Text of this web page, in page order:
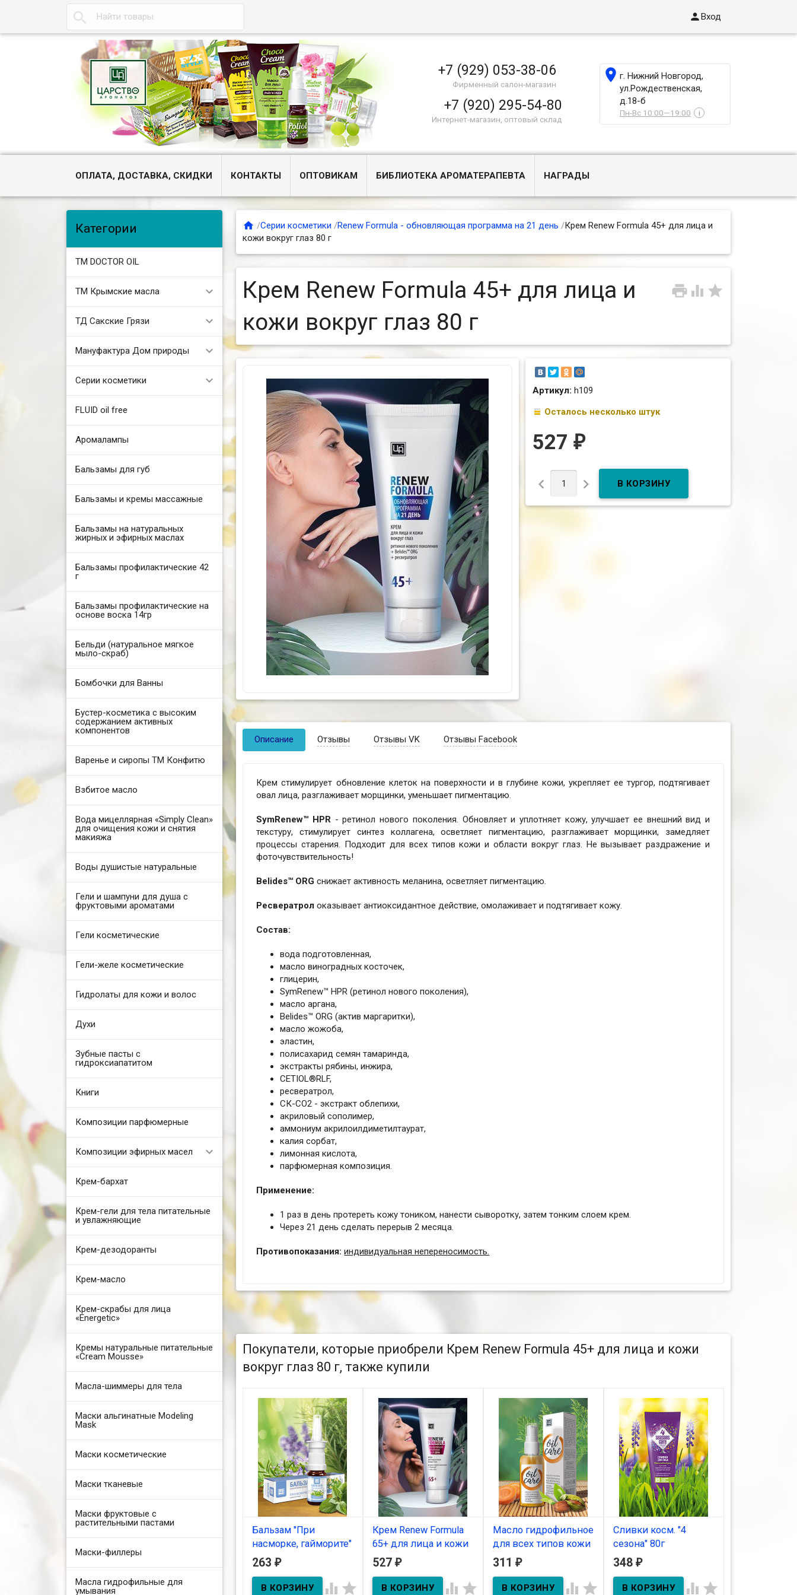
 Вход
+7 (929) 053-38-06
Фирменный салон-магазин
+7 (920) 295-54-80
Интернет-магазин, оптовый склад
г. Нижний Новгород,
ул.Рождественская,
д.18-б
Пн-Вс 10:00—19:00 i
ОПЛАТА, ДОСТАВКА, СКИДКИ КОНТАКТЫ ОПТОВИКАМ БИБЛИОТЕКА АРОМАТЕРАПЕВТА НАГРАДЫ
Категории
ТМ DOCTOR OIL
ТМ Крымские масла
ТД Сакские Грязи
Мануфактура Дом природы
Серии косметики
FLUID oil free
Аромалампы
Бальзамы для губ
Бальзамы и кремы массажные
Бальзамы на натуральных
жирных и эфирных маслах
Бальзамы профилактические 42
г
Бальзамы профилактические на
основе воска 14гр
Бельди (натуральное мягкое
мыло-скраб)
Бомбочки для Ванны
Бустер-косметика с высоким
содержанием активных
компонентов
Варенье и сиропы ТМ Конфитю
Взбитое масло
Вода мицеллярная «Simply Clean»
для очищения кожи и снятия
макияжа
Воды душистые натуральные
Гели и шампуни для душа с
фруктовыми ароматами
Гели косметические
Гели-желе косметические
Гидролаты для кожи и волос
Духи
Зубные пасты с
гидроксиапатитом
Книги
Композиции парфюмерные
Композиции эфирных масел
Крем-бархат
Крем-гели для тела питательные
и увлажняющие
Крем-дезодоранты
Крем-масло
Крем-скрабы для лица
«Energetic»
Кремы натуральные питательные
«Cream Mousse»
Масла-шиммеры для тела
Маски альгинатные Modeling
Mask
Маски косметические
Маски тканевые
Маски фруктовые с
растительными пастами
Маски-филлеры
Масла гидрофильные для
умывания
 /Серии косметики /Renew Formula - обновляющая программа на 21 день /Крем Renew Formula 45+ для лица и
кожи вокруг глаз 80 г
  
Крем Renew Formula 45+ для лица и
кожи вокруг глаз 80 г
Артикул:h109
Осталось несколько штук
527₽
 
Описание Отзывы Отзывы VK Отзывы Facebook
Крем стимулирует обновление клеток на поверхности и в глубине кожи, укрепляет ее тургор, подтягивает
овал лица, разглаживает морщинки, уменьшает пигментацию.
SymRenew™ HPR - ретинол нового поколения. Обновляет и уплотняет кожу, улучшает ее внешний вид и
текстуру, стимулирует синтез коллагена, осветляет пигментацию, разглаживает морщинки, замедляет
процессы старения. Подходит для всех типов кожи и области вокруг глаз. Не вызывает раздражение и
фоточувствительность!
Belides™ ORG снижает активность меланина, осветляет пигментацию.
Ресвератрол оказывает антиоксидантное действие, омолаживает и подтягивает кожу.
Состав:
вода подготовленная,
масло виноградных косточек,
глицерин,
SymRenew™ HPR (ретинол нового поколения),
масло аргана,
Belides™ ORG (актив маргаритки),
масло жожоба,
эластин,
полисахарид семян тамаринда,
экстракты рябины, инжира,
CETIOL®RLF,
ресвератрол,
СК-СО2 - экстракт облепихи,
акриловый сополимер,
аммониум акрилоилдиметилтаурат,
калия сорбат,
лимонная кислота,
парфюмерная композиция.
Применение:
1 раз в день протереть кожу тоником, нанести сыворотку, затем тонким слоем крем.
Через 21 день сделать перерыв 2 месяца.
Противопоказания:индивидуальная непереносимость.
Покупатели, которые приобрели Крем Renew Formula 45+ для лица и кожи
вокруг глаз 80 г, также купили
Бальзам "При
насморке, гайморите"
(Эвкалиптовый)
263 ₽
 
Крем Renew Formula
65+ для лица и кожи
вокруг глаз 80 г
В наличии
527 ₽
 
Масло гидрофильное
для всех типов кожи
30мл
В наличии
311 ₽
 
Сливки косм. "4
сезона" 80г
В наличии
Сливки косм. "4 сезона"
348 ₽
 